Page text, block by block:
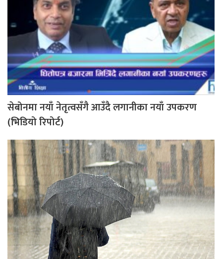
सेबोनमा नयाँ नेतृत्वसँगै आउँदै लगानीका नयाँ उपकरण
(भिडियो रिपोर्ट)